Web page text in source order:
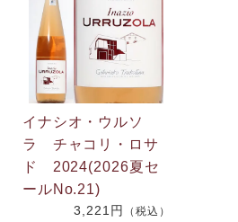
イナシオ・ウルソ
ラ チャコリ・ロサ
ド 2024(2026夏セ
ールNo.21)
3,221円 （税込）